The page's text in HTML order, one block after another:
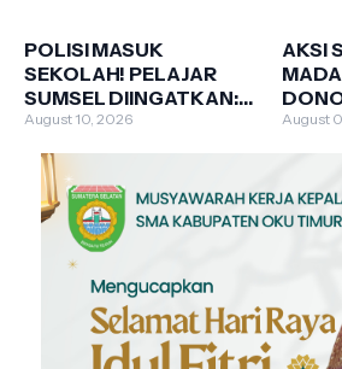
POLISI MASUK
SEKOLAH! PELAJAR
SUMSEL DIINGATKAN:
JAUHI NARKOBA,
RADIKALISME
August 10, 2026
AKSI
August